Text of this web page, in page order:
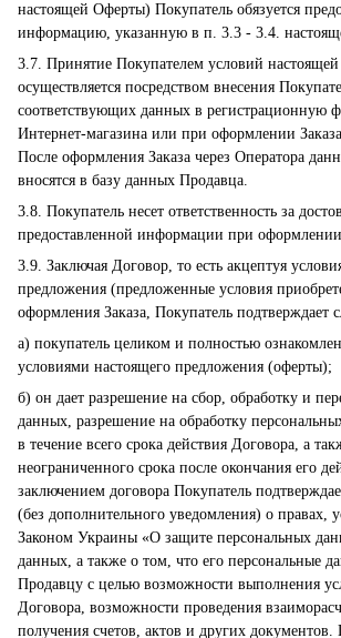
настоящей Оферты) Покупатель обязуется
информацию, указанную в п. 3.3 - 3.4.
3.7. Принятие Покупателем условий
осуществляется посредством внесения
соответствующих данных в регистрационную
Интернет-магазина или при оформлении Заказа
После оформления Заказа через Оператора
вносятся в базу данных Продавца.
3.8. Покупатель несет ответственность за
предоставленной информации при оформлении
3.9. Заключая Договор, то есть акцептуя
предложения (предложенные условия
оформления Заказа, Покупатель подтверждает
а) покупатель целиком и полностью
условиями настоящего предложения (оферты);
б) он дает разрешение на сбор, обработку и
данных, разрешение на обработку
в течение всего срока действия Договора, а
неограниченного срока после окончания его
заключением договора Покупатель
(без дополнительного уведомления) о правах,
Законом Украины «О защите персональных
данных, а также о том, что его персональные
Продавцу с целью возможности выполнения
Договора, возможности проведения
получения счетов, актов и других документов.